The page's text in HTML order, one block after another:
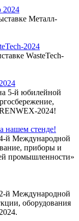
2024
Металл-
2024
WasteTech-
5-й юбилейной
RENWEX-2024!
нашем стенде!
й Международной
приборы и
промышленности»
й Международной
оборудования